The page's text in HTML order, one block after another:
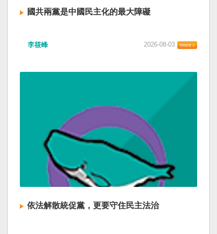
國共兩黨是中國民主化的最大障礙
李筱峰 2026-08-03
依法解散統促黨，更要守住民主法治